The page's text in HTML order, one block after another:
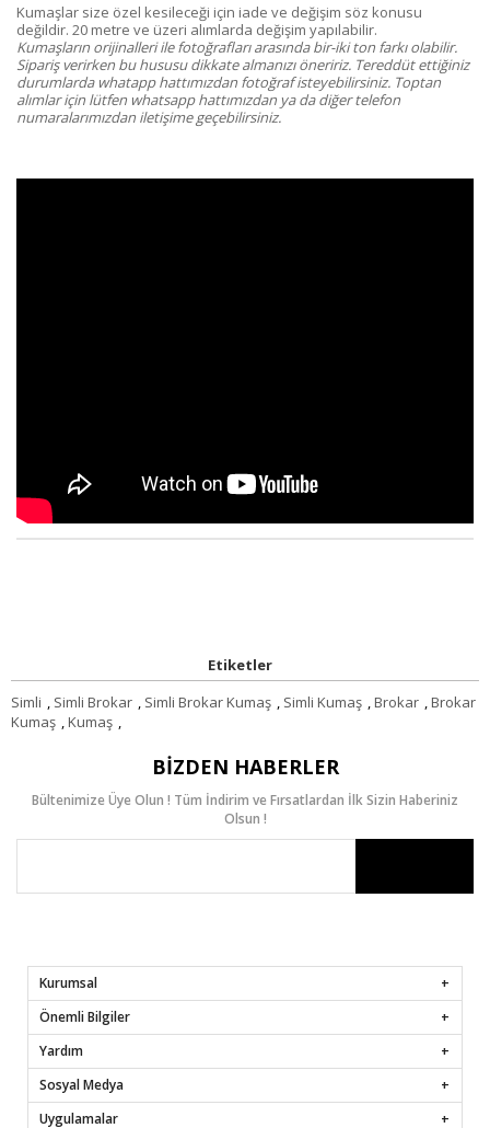
Kumaşlar size özel kesileceği için iade ve değişim söz konusu
değildir. 20 metre ve üzeri alımlarda değişim yapılabilir.
Kumaşların orijinalleri ile fotoğrafları arasında bir-iki ton farkı olabilir.
Sipariş verirken bu hususu dikkate almanızı öneririz. Tereddüt ettiğiniz
durumlarda whatapp hattımızdan fotoğraf isteyebilirsiniz. Toptan
alımlar için lütfen whatsapp hattımızdan ya da diğer telefon
numaralarımızdan iletişime geçebilirsiniz.
Etiketler
Simli , Simli Brokar , Simli Brokar Kumaş , Simli Kumaş ,Brokar ,Brokar
Kumaş ,Kumaş ,
BIZDEN HABERLER
Bültenimize Üye Olun ! Tüm İndirim ve Fırsatlardan İlk Sizin Haberiniz
Olsun !
Kurumsal
Önemli Bilgiler
Yardım
Sosyal Medya
Uygulamalar